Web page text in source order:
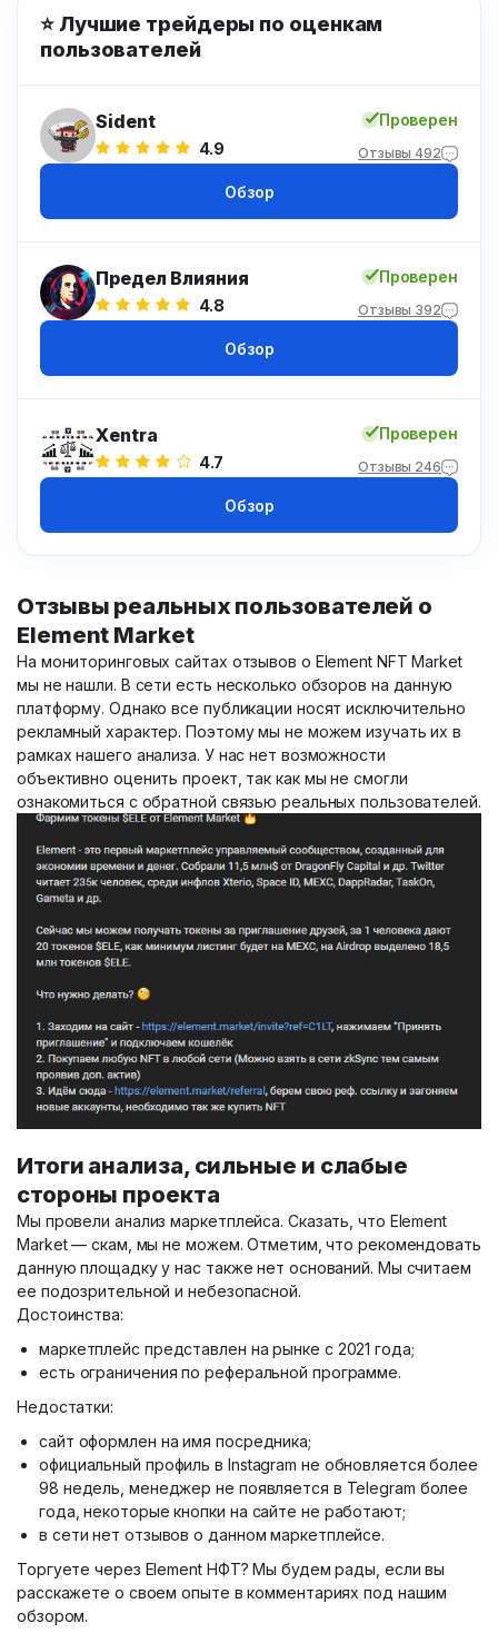
⭐ Лучшие трейдеры по оценкам
пользователей
Sident
4.9
Проверен
Отзывы 492
Обзор
Предел Влияния
4.8
Проверен
Отзывы 392
Обзор
Xentra
4.7
Проверен
Отзывы 246
Обзор
Отзывы реальных пользователей о
Element Market
На мониторинговых сайтах отзывов о Element NFT Market
мы не нашли. В сети есть несколько обзоров на данную
платформу. Однако все публикации носят исключительно
рекламный характер. Поэтому мы не можем изучать их в
рамках нашего анализа. У нас нет возможности
объективно оценить проект, так как мы не смогли
ознакомиться с обратной связью реальных пользователей.
Итоги анализа, сильные и слабые
стороны проекта
Мы провели анализ маркетплейса. Сказать, что Element
Market — скам, мы не можем. Отметим, что рекомендовать
данную площадку у нас также нет оснований. Мы считаем
ее подозрительной и небезопасной.
Достоинства:
маркетплейс представлен на рынке с 2021 года;
есть ограничения по реферальной программе.
Недостатки:
сайт оформлен на имя посредника;
официальный профиль в Instagram не обновляется более
98 недель, менеджер не появляется в Telegram более
года, некоторые кнопки на сайте не работают;
в сети нет отзывов о данном маркетплейсе.
Торгуете через Element НФТ? Мы будем рады, если вы
расскажете о своем опыте в комментариях под нашим
обзором.